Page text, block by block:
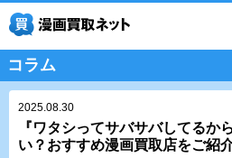
コラム
2025.08.30
『ワタシってサバサバしてるか
い？おすすめ漫画買取店をご紹